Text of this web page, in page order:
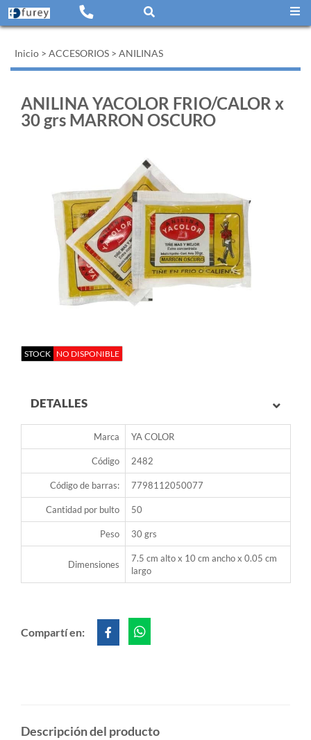
Inicio > ACCESORIOS > ANILINAS
ANILINA YACOLOR FRIO/CALOR x
30 grs MARRON OSCURO
STOCK NO DISPONIBLE
DETALLES
Marca YA COLOR
Código 2482
Código de barras: 7798112050077
Cantidad por bulto 50
Peso 30 grs
Dimensiones
7.5 cm alto x 10 cm ancho x 0.05 cm
largo
Compartí en:
Descripción del producto